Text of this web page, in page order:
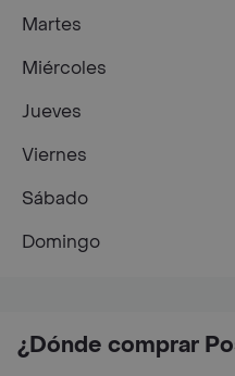
¿Dónde comprar
Martes
Miércoles
Jueves
Viernes
Sábado
Domingo